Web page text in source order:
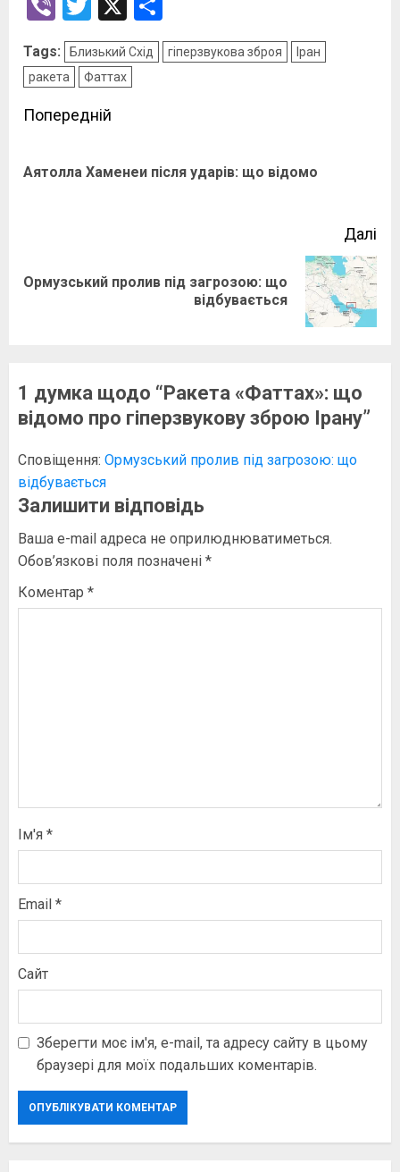
Tags: Близький Схід гіперзвукова зброя
Іран
ракета
Фаттах
Post
Попередній
Аятолла Хаменеи після ударів: що відомо
Далі
Наступний
Ормузський пролив під загрозою: що
відбувається
1 думка щодо “Ракета «Фаттах»: що
відомо про гіперзвукову зброю Ірану”
Сповіщення: Ормузський пролив під загрозою: що
відбувається
Залишити відповідь
Ваша e-mail адреса не оприлюднюватиметься.
Обов’язкові поля позначені *
Коментар *
Ім'я *
Email *
Сайт
Зберегти моє ім'я, e-mail, та адресу сайту в цьому
браузері для моїх подальших коментарів.